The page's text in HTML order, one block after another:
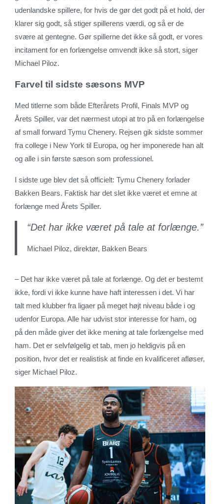
udenlandske spillere, for hvis de gør det godt på et hold, der
klarer sig godt, så stiger spillerens værdi, og så er de
svære at gentegne. Gør spillerne det ikke så godt, er vores
incitament for en forlængelse omvendt ikke så stort, siger
Michael Piloz.
Farvel til sidste sæsons MVP
Med titlerne som både Efterårets Profil, Finals MVP og
Årets Spiller, var det nærmest utopi at tro på en forlængelse
af small forward Tymu Chenery. Rejsen gik sidste sommer
fra college i New York til Europa, og her imponerede han alt
og alle i sin første sæson som professionel.
I sidste uge blev det så officielt: Tymu Chenery forlader
Bakken Bears. Faktisk har det slet ikke været et emne at
forlænge med Årets Spiller.
“Det har ikke været på tale at forlænge.”
Michael Piloz, direktør, Bakken Bears
– Det har ikke været på tale at forlænge. Og det er bestemt
ikke, fordi vi ikke kunne have haft interessen i det. Vi har
talt med klubber fra ligaer på meget højt niveau både i og
udenfor Europa. Alle har udvist stor interesse for ham, og
på den måde giver det ikke mening at tale forlængelse med
ham. Det er selvfølgelig et tab, men jo heldigvis på en
position, hvor det er realistisk at finde en kvalificeret afløser,
siger Michael Piloz.